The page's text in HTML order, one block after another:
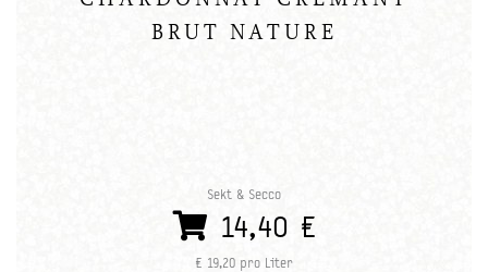
BRUT NATURE
Sekt & Secco
14,40 €
€ 19,20 pro Liter